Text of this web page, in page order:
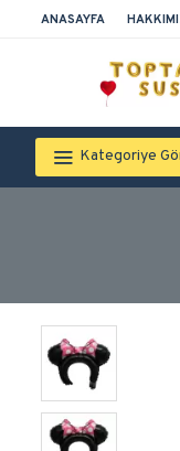
ANASAYFA
Kategoriye